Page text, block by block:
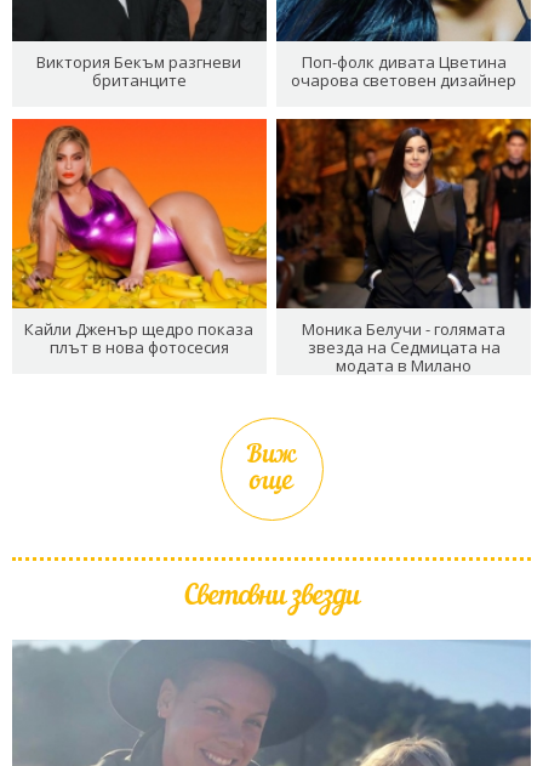
Виктория Бекъм разгневи
британците
Поп-фолк дивата Цветина
очарова световен дизайнер
Кайли Дженър щедро показа
плът в нова фотосесия
Моника Белучи - голямата
звезда на Седмицата на
модата в Милано
Виж
още
Световни звезди